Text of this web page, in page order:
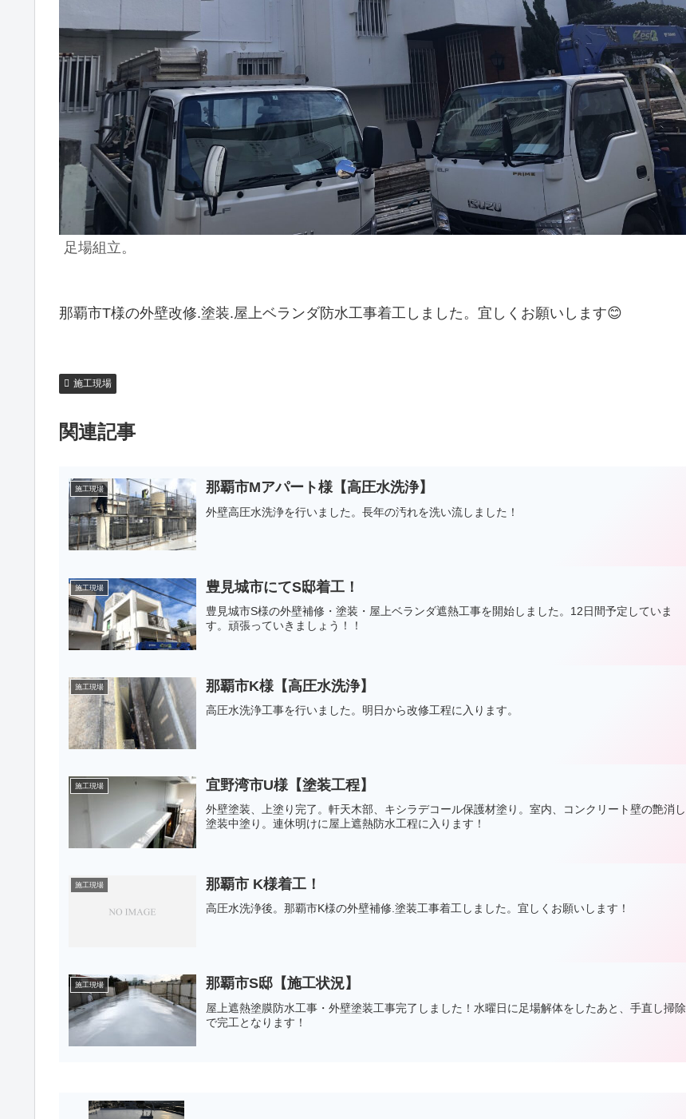
足場組立。
那覇市T様の外壁改修.塗装.屋上ベランダ防水工事着工しました。宜しくお願いします😊
施工現場
関連記事
施工現場 那覇市Mアパート様【高圧水洗浄】
外壁高圧水洗浄を行いました。長年の汚れを洗い流しました！
施工現場 豊見城市にてS邸着工！
豊見城市S様の外壁補修・塗装・屋上ベランダ遮熱工事を開始しました。12日間予定していま
す。頑張っていきましょう！！
施工現場 那覇市K様【高圧水洗浄】
高圧水洗浄工事を行いました。明日から改修工程に入ります。
施工現場 宜野湾市U様【塗装工程】
外壁塗装、上塗り完了。軒天木部、キシラデコール保護材塗り。室内、コンクリート壁の艶消し
塗装中塗り。連休明けに屋上遮熱防水工程に入ります！
施工現場 那覇市 K様着工！
高圧水洗浄後。那覇市K様の外壁補修.塗装工事着工しました。宜しくお願いします！
施工現場 那覇市S邸【施工状況】
屋上遮熱塗膜防水工事・外壁塗装工事完了しました！水曜日に足場解体をしたあと、手直し掃除
で完工となります！